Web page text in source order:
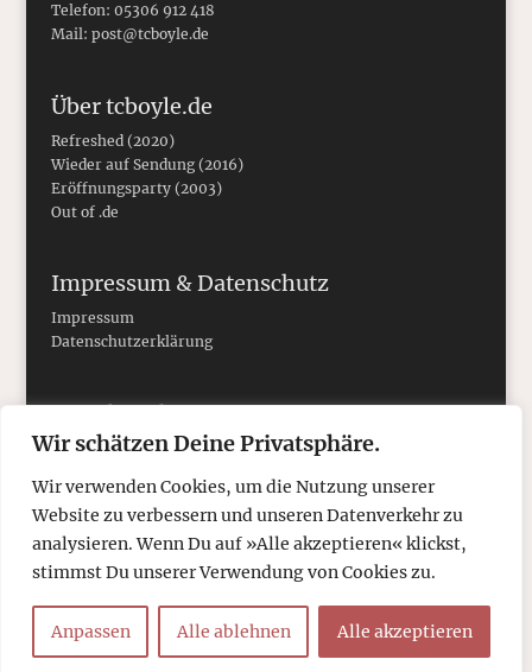
Wir schätzen Deine Privatsphäre.
Wir verwenden Cookies, um die Nutzung unserer
Website zu verbessern und unseren Datenverkehr zu
analysieren. Wenn Du auf »Alle akzeptieren« klickst,
stimmst Du unserer Verwendung von Cookies zu.
Anpassen Alle ablehnen Alle akzeptieren
Telefon: 05306 912 418
Mail: post@tcboyle.de
Über tcboyle.de
Refreshed (2020)
Wieder auf Sendung (2016)
Eröffnungsparty (2003)
Out of .de
Impressum & Datenschutz
Impressum
Datenschutzerklärung
Social Media